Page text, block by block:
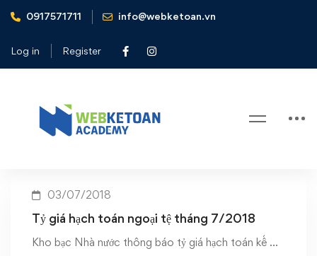
0917571711 info@webketoan.vn
Log in Register
Home hạch toán tỷ giá tháng 7/2018
Tag: hạch toán tỷ giá tháng
03/07/2018
Tỷ giá hạch toán ngoại tệ tháng 7/2018
Kho bạc Nhà nước thông báo tỷ giá hạch toán kế …